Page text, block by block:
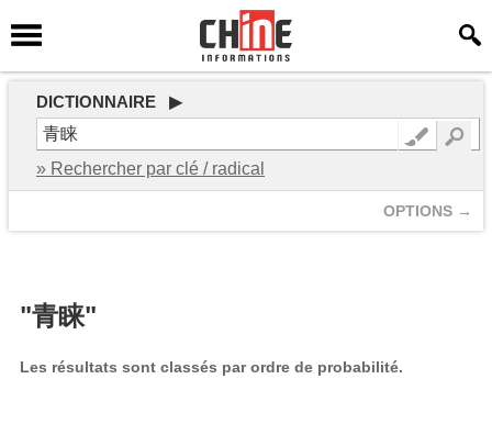
DICTIONNAIRE ▶
» Rechercher par clé / radical
OPTIONS →
"青睐"
Les résultats sont classés par ordre de probabilité.